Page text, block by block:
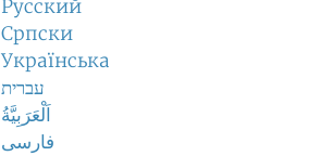
Русский
Српски
Українська
עברית
اَلْعَرَبِيَّةُ
فارسی